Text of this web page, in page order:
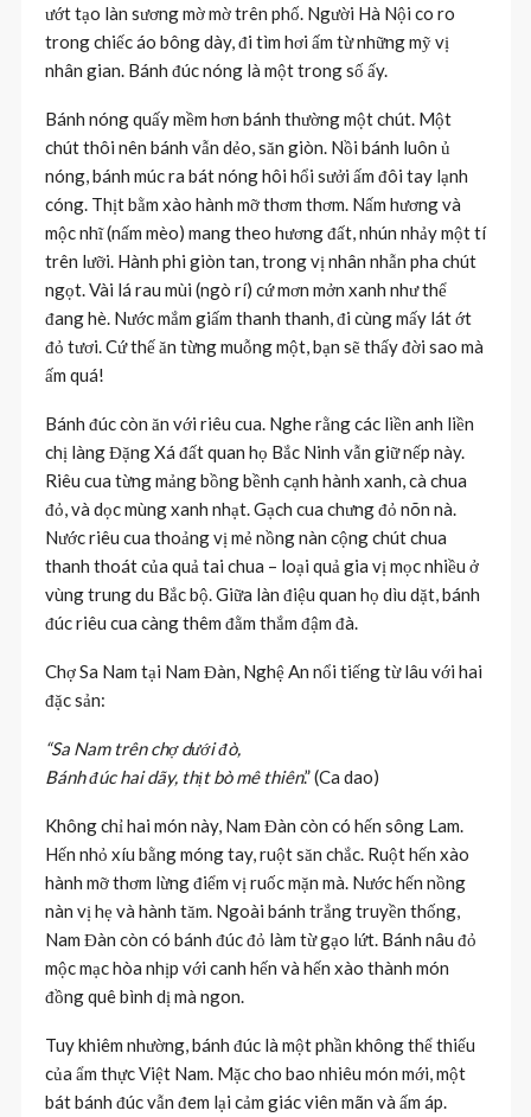
ướt tạo làn sương mờ mờ trên phố. Người Hà Nội co ro
trong chiếc áo bông dày, đi tìm hơi ấm từ những mỹ vị
nhân gian. Bánh đúc nóng là một trong số ấy.
Bánh nóng quấy mềm hơn bánh thường một chút. Một
chút thôi nên bánh vẫn dẻo, săn giòn. Nồi bánh luôn ủ
nóng, bánh múc ra bát nóng hôi hổi sưởi ấm đôi tay lạnh
cóng. Thịt bằm xào hành mỡ thơm thơm. Nấm hương và
mộc nhĩ (nấm mèo) mang theo hương đất, nhún nhảy một tí
trên lưỡi. Hành phi giòn tan, trong vị nhân nhẫn pha chút
ngọt. Vài lá rau mùi (ngò rí) cứ mơn mởn xanh như thể
đang hè. Nước mắm giấm thanh thanh, đi cùng mấy lát ớt
đỏ tươi. Cứ thế ăn từng muỗng một, bạn sẽ thấy đời sao mà
ấm quá!
Bánh đúc còn ăn với riêu cua. Nghe rằng các liền anh liền
chị làng Đặng Xá đất quan họ Bắc Ninh vẫn giữ nếp này.
Riêu cua từng mảng bồng bềnh cạnh hành xanh, cà chua
đỏ, và dọc mùng xanh nhạt. Gạch cua chưng đỏ nõn nà.
Nước riêu cua thoảng vị mẻ nồng nàn cộng chút chua
thanh thoát của quả tai chua – loại quả gia vị mọc nhiều ở
vùng trung du Bắc bộ. Giữa làn điệu quan họ dìu dặt, bánh
đúc riêu cua càng thêm đằm thắm đậm đà.
Chợ Sa Nam tại Nam Đàn, Nghệ An nổi tiếng từ lâu với hai
đặc sản:
“Sa Nam trên chợ dưới đò,
Bánh đúc hai dãy, thịt bò mê thiên.” (Ca dao)
Không chỉ hai món này, Nam Đàn còn có hến sông Lam.
Hến nhỏ xíu bằng móng tay, ruột săn chắc. Ruột hến xào
hành mỡ thơm lừng điểm vị ruốc mặn mà. Nước hến nồng
nàn vị hẹ và hành tăm. Ngoài bánh trắng truyền thống,
Nam Đàn còn có bánh đúc đỏ làm từ gạo lứt. Bánh nâu đỏ
mộc mạc hòa nhịp với canh hến và hến xào thành món
đồng quê bình dị mà ngon.
Tuy khiêm nhường, bánh đúc là một phần không thể thiếu
của ẩm thực Việt Nam. Mặc cho bao nhiêu món mới, một
bát bánh đúc vẫn đem lại cảm giác viên mãn và ấm áp.